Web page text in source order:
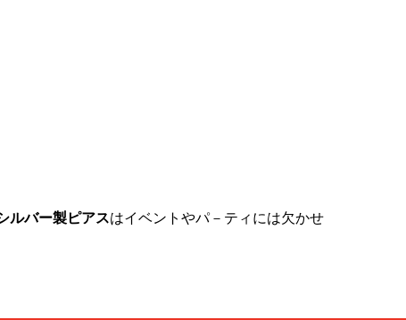
ルバー製ピアスはイベントやパ－ティには欠かせ